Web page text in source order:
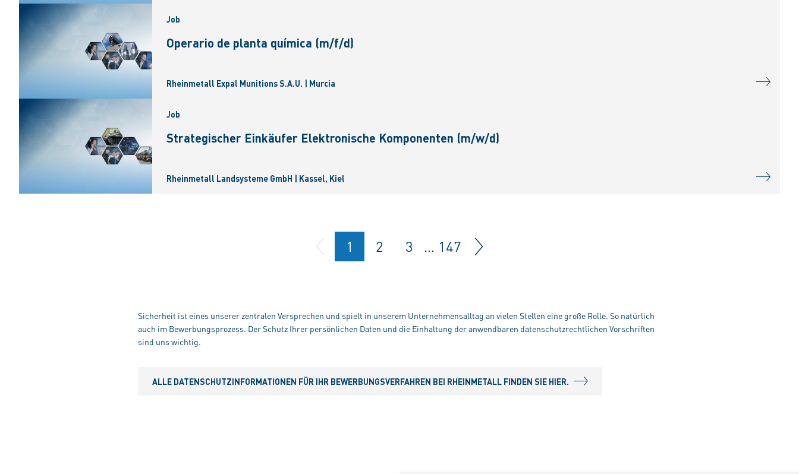
Job
Operario de planta química (m/f/d)
Rheinmetall Expal Munitions S.A.U. | Murcia
Job
Strategischer Einkäufer Elektronische Komponenten (m/w/d)
Rheinmetall Landsysteme GmbH | Kassel, Kiel
1 2 3 … 147
Sicherheit ist eines unserer zentralen Versprechen und spielt in unserem Unternehmensalltag an vielen Stellen eine große Rolle. So natürlich
auch im Bewerbungsprozess. Der Schutz Ihrer persönlichen Daten und die Einhaltung der anwendbaren datenschutzrechtlichen Vorschriften
sind uns wichtig.
ALLE DATENSCHUTZINFORMATIONEN FÜR IHR BEWERBUNGSVERFAHREN BEI RHEINMETALL FINDEN SIE HIER.